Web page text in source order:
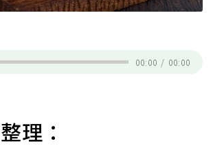
00:00 / 00:00
理：